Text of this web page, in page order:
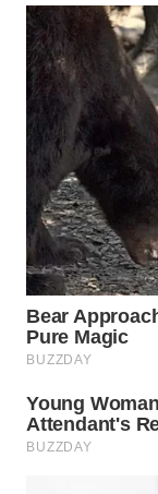
WN
PAKPAK
WN
KARAWANG
WN
BEKASI
WN
BOGOR
WN
WN
TAPANULI